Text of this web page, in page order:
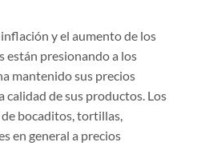
y el aumento de los
están presionando a los
mantenido sus precios
calidad de sus productos. Los
bocaditos, tortillas,
en general a precios